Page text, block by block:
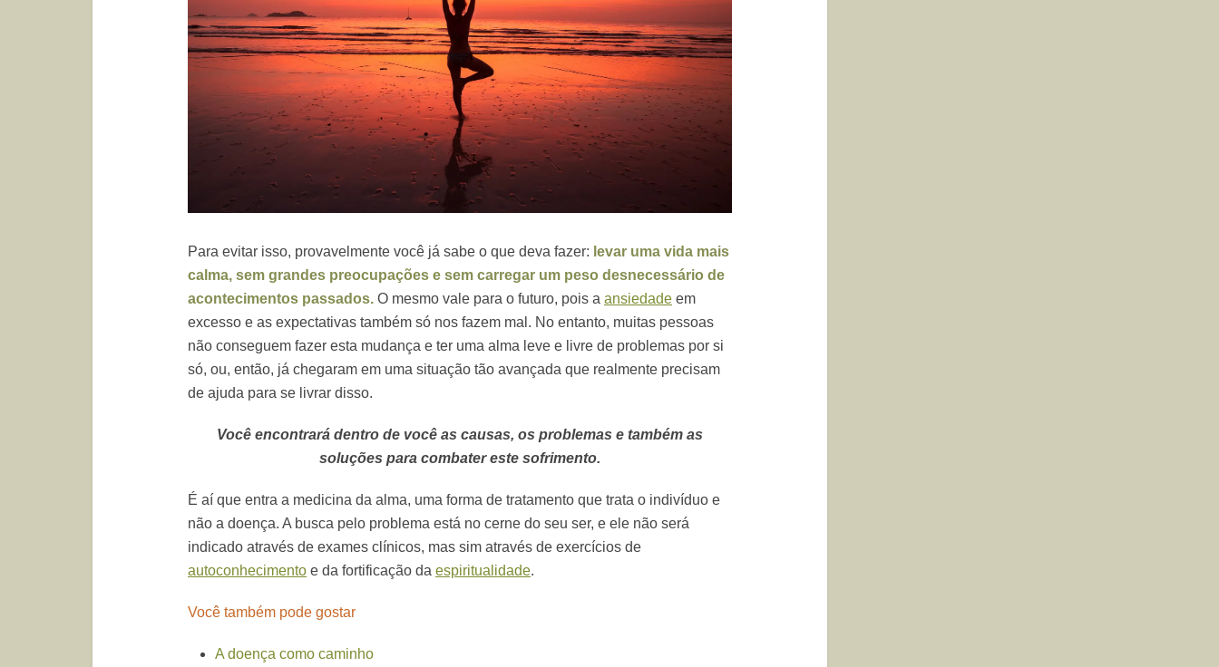
Para evitar isso, provavelmente você já sabe o que deva fazer: levar uma vida mais
calma, sem grandes preocupações e sem carregar um peso desnecessário de
acontecimentos passados. O mesmo vale para o futuro, pois a ansiedade em
excesso e as expectativas também só nos fazem mal. No entanto, muitas pessoas
não conseguem fazer esta mudança e ter uma alma leve e livre de problemas por si
só, ou, então, já chegaram em uma situação tão avançada que realmente precisam
de ajuda para se livrar disso.
Você encontrará dentro de você as causas, os problemas e também as
soluções para combater este sofrimento.
É aí que entra a medicina da alma, uma forma de tratamento que trata o indivíduo e
não a doença. A busca pelo problema está no cerne do seu ser, e ele não será
indicado através de exames clínicos, mas sim através de exercícios de
autoconhecimento e da fortificação da espiritualidade.
Você também pode gostar
A doença como caminho